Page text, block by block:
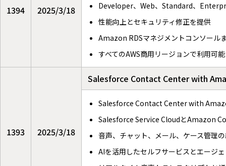
1394 2025/3/18
Developer、Web、Standard、
性能向上とセキュリティ修正を提供
Amazon RDSマネジメントコンソール
すべてのAWS商用リージョンで利用可能
1393 2025/3/18
Salesforce Contact Center with
Salesforce Contact Center with
Salesforce Service CloudとAmazon
音声、チャット、メール、ケース管理
AIを活用したセルフサービスとエージ